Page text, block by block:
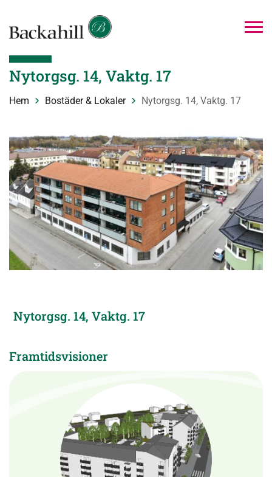
Nytorgsg. 14, Vaktg. 17
Hem Bostäder & Lokaler Nytorgsg. 14, Vaktg. 17
Nytorgsg. 14, Vaktg. 17
Framtidsvisioner